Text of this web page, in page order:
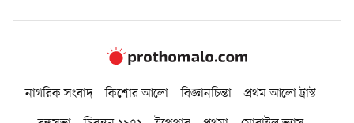
নাগরিক সংবাদ কিশোর আলো বিজ্ঞানচিন্তা
প্রথম আলো ট্রাস্ট